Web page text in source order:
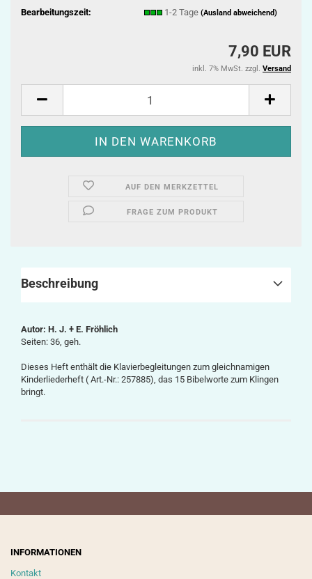
Bearbeitungszeit:
1-2 Tage (Ausland abweichend)
7,90 EUR
inkl. 7% MwSt. zzgl. Versand
AUF DEN MERKZETTEL
FRAGE ZUM PRODUKT
Beschreibung
Autor: H. J. + E. Fröhlich
Seiten: 36, geh.
Dieses Heft enthält die Klavierbegleitungen zum gleichnamigen
Kinderliederheft ( Art.-Nr.: 257885), das 15 Bibelworte zum Klingen
bringt.
INFORMATIONEN
Kontakt